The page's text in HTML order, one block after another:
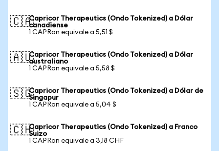
🇨🇦Capricor Therapeutics (Ondo Tokenized) a Dólar
canadiense
1 CAPRon equivale a 5,51 $
🇦🇺Capricor Therapeutics (Ondo Tokenized) a Dólar
australiano
1 CAPRon equivale a 5,58 $
🇸🇬Capricor Therapeutics (Ondo Tokenized) a Dólar de
Singapur
1 CAPRon equivale a 5,04 $
🇨🇭Capricor Therapeutics (Ondo Tokenized) a Franco
Suizo
1 CAPRon equivale a 3,18 CHF